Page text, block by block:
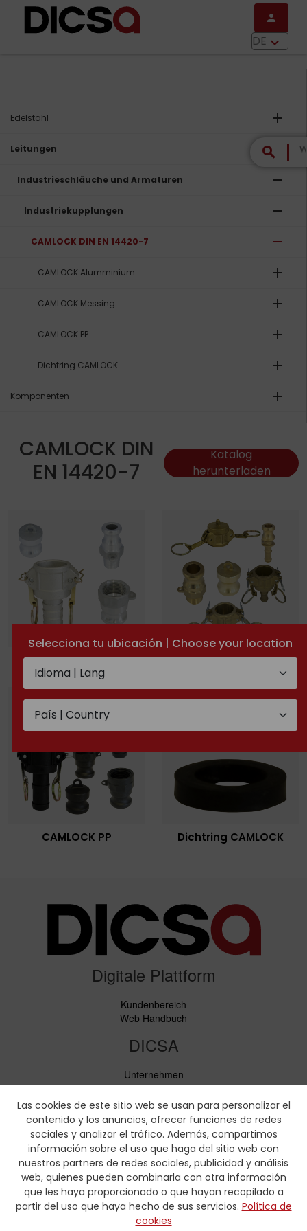
Selecciona tu ubicación | Choose your location
Las cookies de este sitio web se usan para personalizar el
contenido y los anuncios, ofrecer funciones de redes
sociales y analizar el tráfico. Además, compartimos
información sobre el uso que haga del sitio web con
nuestros partners de redes sociales, publicidad y análisis
web, quienes pueden combinarla con otra información
que les haya proporcionado o que hayan recopilado a
partir del uso que haya hecho de sus servicios. Política de
cookies
person
DE keyboard_arrow_down
search
Edelstahl add
Leitungen remove
Industrieschläuche und Armaturen remove
Industriekupplungen remove
CAMLOCK DIN EN 14420-7 remove
CAMLOCK Alumminium add
CAMLOCK Messing add
CAMLOCK PP add
Dichtring CAMLOCK add
Komponenten add
CAMLOCK DIN
EN 14420-7
Katalog
herunterladen
CAMLOCK Alumminium CAMLOCK Messing
CAMLOCK PP Dichtring CAMLOCK
Digitale Plattform
Kundenbereich
Web Handbuch
DICSA
Unternehmen
Neuigkeiten
Service
Verhaltenskodex
Soziale Verantwortung
Downloads
Preislisten und Produktbroschüren
Zertifikate
Pressmaaßtabellen
Hydraulik-Formulare